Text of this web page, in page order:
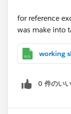
for reference
was make into
working
0 件のい